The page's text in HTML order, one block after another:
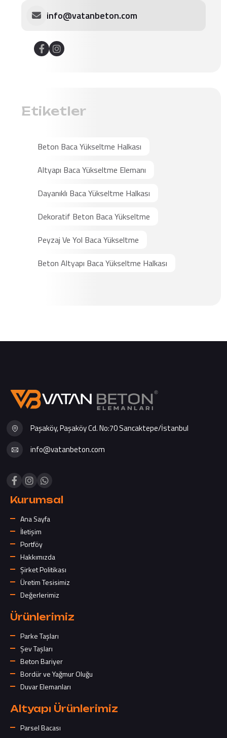
info@vatanbeton.com
Etiketler
Beton Baca Yükseltme Halkası
Altyapı Baca Yükseltme Elemanı
Dayanıklı Baca Yükseltme Halkası
Dekoratif Beton Baca Yükseltme
Peyzaj Ve Yol Baca Yükseltme
Beton Altyapı Baca Yükseltme Halkası
Paşaköy, Paşaköy Cd. No:70 Sancaktepe/İstanbul
info@vatanbeton.com
Kurumsal
Ana Sayfa
İletişim
Portföy
Hakkımızda
Şirket Politikası
Üretim Tesisimiz
Değerlerimiz
Ürünlerimiz
Parke Taşları
Şev Taşları
Beton Bariyer
Bordür ve Yağmur Oluğu
Duvar Elemanları
Altyapı Ürünlerimiz
Parsel Bacası